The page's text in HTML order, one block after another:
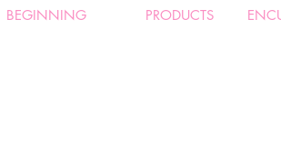
BEGINNING PRODUCTS